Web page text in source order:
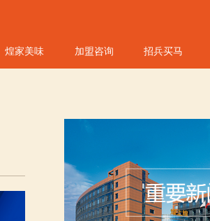
煌家美味 加盟咨询 招兵买马